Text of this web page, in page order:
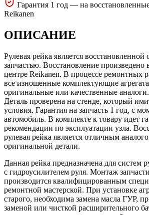
Гарантия 1 год — на
Reikanen
ОПИСАНИЕ
Рулевая рейка является восстановленной
запчастью. Восстановление произведено
центре Reikanen. В процессе ремонтных
все изношенные комплектующие
оригинальные или качественные аналоги.
Деталь проверена на стенде, который
условия. Гарантия на запчасть 1 год, с
автомобиль. В комплекте к товару идет
рекомендации по эксплуатации узла.
рулевая рейка является отличным
оригинальной детали.
Данная рейка предназначена для систем
с гидроусилителем руля. Монтаж
производится квалифицированным
ремонтной мастерской. При установке
старого, необходима замена масла ГУР,
заменой или чисткой расширительного